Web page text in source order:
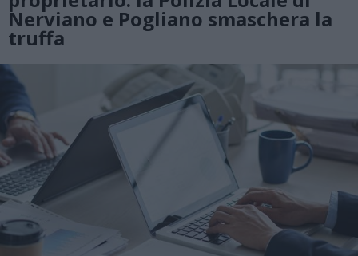
Nerviano e Pogliano smaschera la
truffa